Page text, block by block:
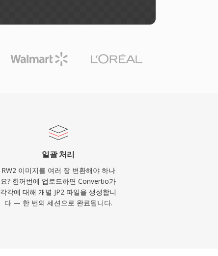
일괄 처리
RW2 이미지를 여러 장 변환해야 하나
요? 한꺼번에 업로드하면 Convertio가
각각에 대해 개별 JP2 파일을 생성합니
다 — 한 번의 세션으로 완료됩니다.